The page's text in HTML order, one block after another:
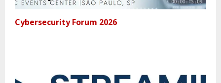
Cybersecurity Forum 2026